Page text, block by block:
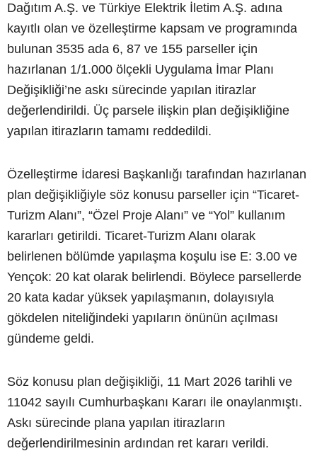
Dağıtım A.Ş. ve Türkiye Elektrik İletim A.Ş. adına
kayıtlı olan ve özelleştirme kapsam ve programında
bulunan 3535 ada 6, 87 ve 155 parseller için
hazırlanan 1/1.000 ölçekli Uygulama İmar Planı
Değişikliği’ne askı sürecinde yapılan itirazlar
değerlendirildi. Üç parsele ilişkin plan değişikliğine
yapılan itirazların tamamı reddedildi.
Özelleştirme İdaresi Başkanlığı tarafından hazırlanan
plan değişikliğiyle söz konusu parseller için “Ticaret-
Turizm Alanı”, “Özel Proje Alanı” ve “Yol” kullanım
kararları getirildi. Ticaret-Turizm Alanı olarak
belirlenen bölümde yapılaşma koşulu ise E: 3.00 ve
Yençok: 20 kat olarak belirlendi. Böylece parsellerde
20 kata kadar yüksek yapılaşmanın, dolayısıyla
gökdelen niteliğindeki yapıların önünün açılması
gündeme geldi.
Söz konusu plan değişikliği, 11 Mart 2026 tarihli ve
11042 sayılı Cumhurbaşkanı Kararı ile onaylanmıştı.
Askı sürecinde plana yapılan itirazların
değerlendirilmesinin ardından ret kararı verildi.